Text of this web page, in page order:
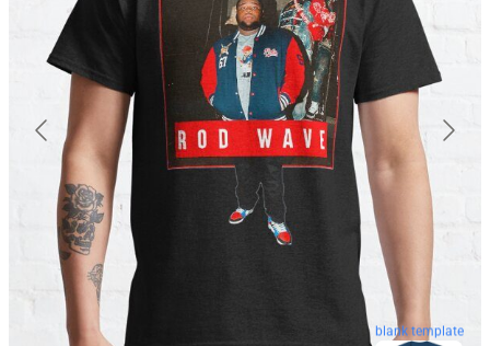
blank template